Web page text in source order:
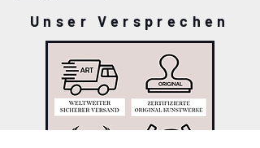
Unser Versprechen